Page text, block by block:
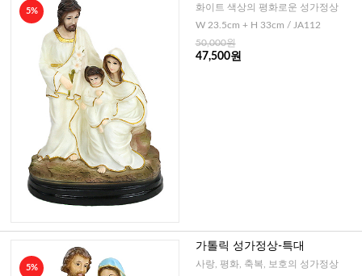
5%
화이트 색상의 평화로운 성가정상
W 23.5cm + H 33cm / JA112
50,000원
47,500원
5%
가톨릭 성가정상-특대
사랑, 평화, 축복, 보호의 성가정상